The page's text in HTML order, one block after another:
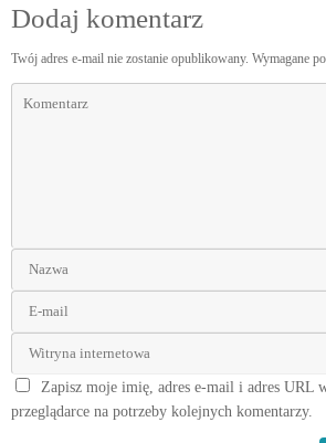
Dodaj komentarz
Twój adres e-mail nie zostanie opublikowany. Wymagane
Zapisz moje imię, adres e-mail i adres URL
przeglądarce na potrzeby kolejnych komentarzy.